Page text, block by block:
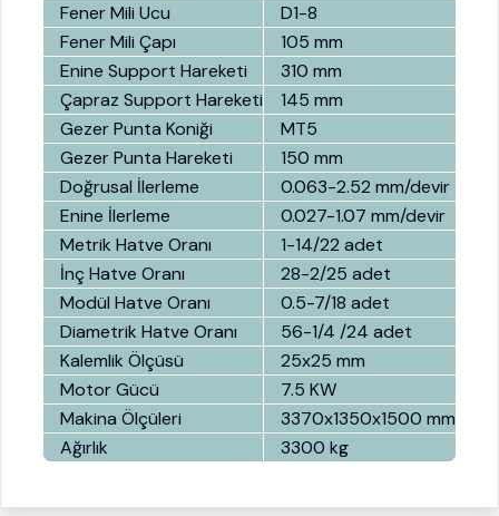
Fener Mili Ucu
D1-8
Fener Mili Çapı
105 mm
Enine Support Hareketi
310 mm
Çapraz Support Hareketi
145 mm
Gezer Punta Koniği
MT5
Gezer Punta Hareketi
150 mm
Doğrusal İlerleme
0.063-2.52 mm/devir
Enine İlerleme
0.027-1.07 mm/devir
Metrik Hatve Oranı
1-14/22 adet
İnç Hatve Oranı
28-2/25 adet
Modül Hatve Oranı
0.5-7/18 adet
Diametrik Hatve Oranı
56-1/4 /24 adet
Kalemlik Ölçüsü
25x25 mm
Motor Gücü
7.5 KW
Makina Ölçüleri
3370x1350x1500 mm
Ağırlık
3300 kg